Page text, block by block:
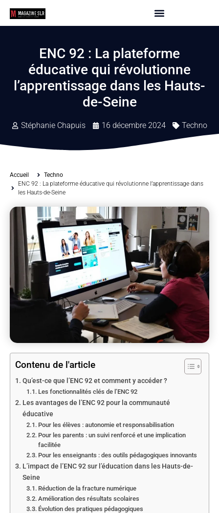
ENC 92 : La plateforme
éducative qui révolutionne
l’apprentissage dans les Hauts-
de-Seine
Stéphanie Chapuis 16 décembre 2024 Techno
Accueil
Techno
ENC 92 : La plateforme éducative qui révolutionne l’apprentissage dans
les Hauts-de-Seine
Contenu de l'article
Qu’est-ce que l’ENC 92 et comment y accéder ?
Les fonctionnalités clés de l’ENC 92
Les avantages de l’ENC 92 pour la communauté
éducative
Pour les élèves : autonomie et responsabilisation
Pour les parents : un suivi renforcé et une implication
facilitée
Pour les enseignants : des outils pédagogiques innovants
L’impact de l’ENC 92 sur l’éducation dans les Hauts-de-
Seine
Réduction de la fracture numérique
Amélioration des résultats scolaires
Évolution des pratiques pédagogiques